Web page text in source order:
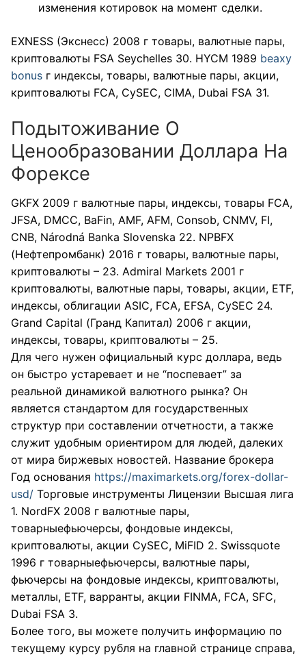
изменения котировок на момент сделки.
EXNESS (Экснесс) 2008 г товары, валютные пары,
криптовалюты FSA Seychelles 30. HYCM 1989 beaxy
bonus г индексы, товары, валютные пары, акции,
криптовалюты FCA, CySEC, CIMA, Dubai FSA 31.
Подытоживание О
Ценообразовании Доллара На
Форексе
GKFX 2009 г валютные пары, индексы, товары FCA,
JFSA, DMCC, BaFin, AMF, AFM, Consob, CNMV, FI,
CNB, Národná Banka Slovenska 22. NPBFX
(Нефтепромбанк) 2016 г товары, валютные пары,
криптовалюты – 23. Admiral Markets 2001 г
криптовалюты, валютные пары, товары, акции, ETF,
индексы, облигации ASIC, FCA, EFSA, CySEC 24.
Grand Capital (Гранд Капитал) 2006 г акции,
индексы, товары, криптовалюты – 25.
Для чего нужен официальный курс доллара, ведь
он быстро устаревает и не “поспевает” за
реальной динамикой валютного рынка? Он
является стандартом для государственных
структур при составлении отчетности, а также
служит удобным ориентиром для людей, далеких
от мира биржевых новостей. Название брокера
Год основания https://maximarkets.org/forex-dollar-
usd/ Торговые инструменты Лицензии Высшая лига
1. NordFX 2008 г валютные пары,
товарныефьючерсы, фондовые индексы,
криптовалюты, акции CySEC, MiFID 2. Swissquote
1996 г товарныефьючерсы, валютные пары,
фьючерсы на фондовые индексы, криптовалюты,
металлы, ETF, варранты, акции FINMA, FCA, SFC,
Dubai FSA 3.
Более того, вы можете получить информацию по
текущему курсу рубля на главной странице справа,